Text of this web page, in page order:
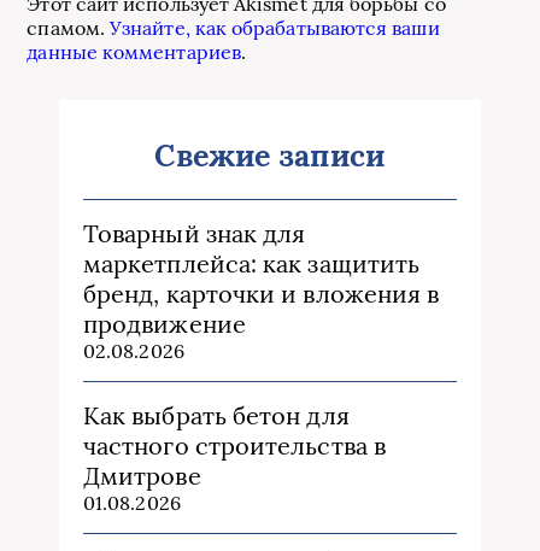
спамом.Узнайте, как обрабатываются ваши
данные комментариев.
Свежие записи
Товарный знак для
маркетплейса: как защитить
бренд, карточки и вложения в
продвижение
02.08.2026
Как выбрать бетон для
частного строительства в
Дмитрове
01.08.2026